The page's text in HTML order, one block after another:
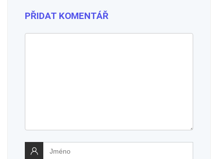
PŘIDAT KOMENTÁŘ